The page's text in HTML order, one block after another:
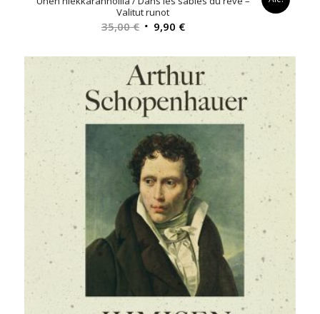
Valitut runot
35,00€ Alkuperäinen
oli:
35,00 €.
9,90 €Nykyinen
on:
9,90 €.